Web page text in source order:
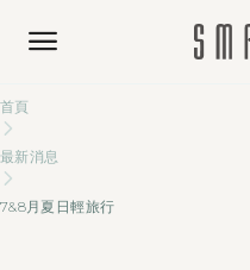
首頁
最新消息
7&8月夏日輕旅行